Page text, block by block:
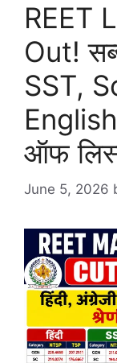
REET
Out!
SST,
ऑफ
June 5, 2026